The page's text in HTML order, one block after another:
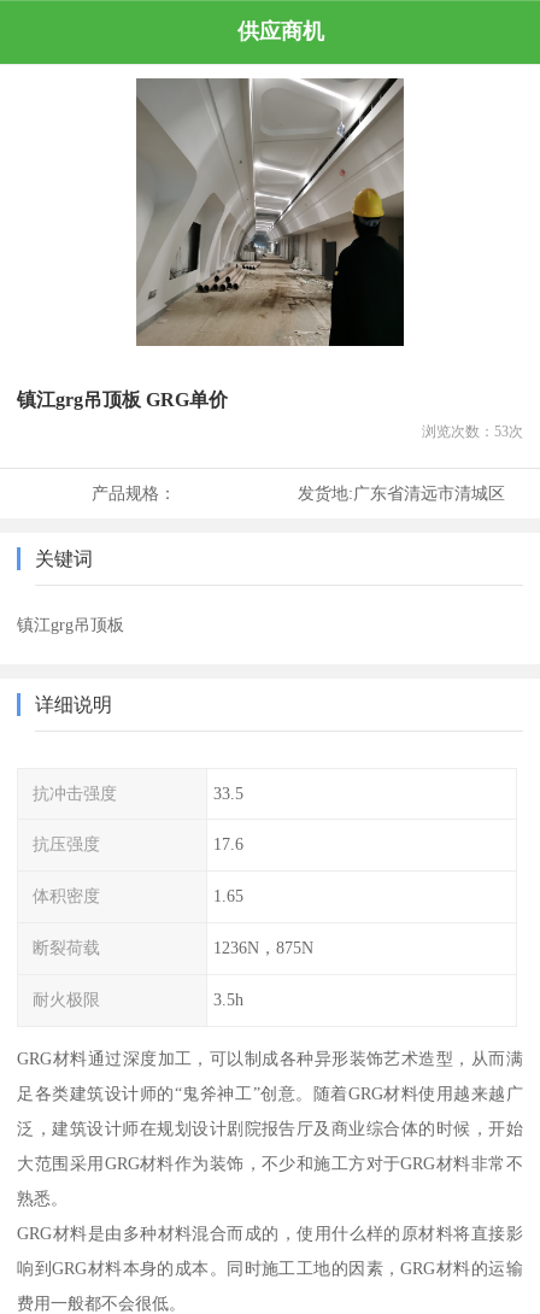
供应商机
镇江grg吊顶板 GRG单价
浏览次数： 53次
产品规格： 发货地:广东省清远市清城区
关键词
镇江grg吊顶板
详细说明
抗冲击强度 33.5
抗压强度 17.6
体积密度 1.65
断裂荷载 1236N，875N
耐火极限 3.5h
GRG材料通过深度加工，可以制成各种异形装饰艺术造型，从而满
足各类建筑设计师的“鬼斧神工”创意。随着GRG材料使用越来越广
泛，建筑设计师在规划设计剧院报告厅及商业综合体的时候，开始
大范围采用GRG材料作为装饰，不少和施工方对于GRG材料非常不
熟悉。
GRG材料是由多种材料混合而成的，使用什么样的原材料将直接影
响到GRG材料本身的成本。同时施工工地的因素，GRG材料的运输
费用一般都不会很低。